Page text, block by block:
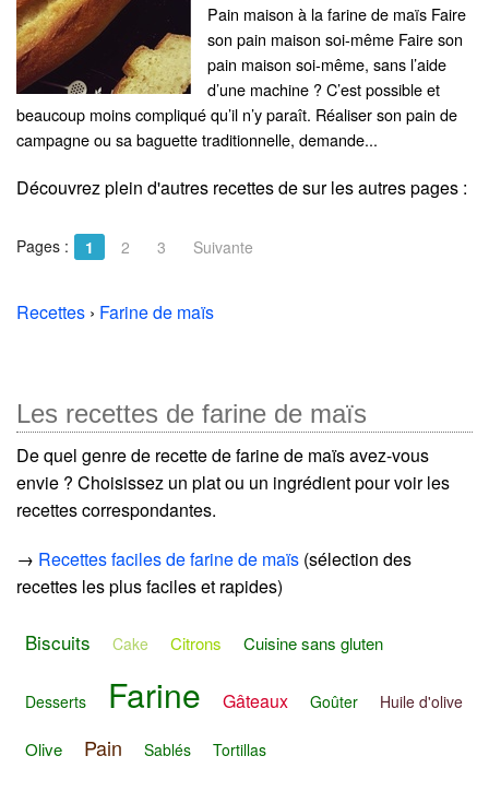
Pain maison à la farine de maïs Faire
son pain maison soi-même Faire son
pain maison soi-même, sans l’aide
d’une machine ? C’est possible et
beaucoup moins compliqué qu’il n’y paraît. Réaliser son pain de
campagne ou sa baguette traditionnelle, demande...
Découvrez plein d'autres recettes desur les autres pages :
Pages : 1 2 3 Suivante
Recettes › Farine de maïs
Les recettes de farine de maïs
De quel genre de recette de farine de maïs avez-vous
envie ? Choisissez un plat ou un ingrédient pour voir les
recettes correspondantes.
→ Recettes faciles de farine de maïs (sélection des
recettes les plus faciles et rapides)
Biscuits Cake Citrons Cuisine sans gluten
Desserts Farine Gâteaux Goûter Huile d'olive
Olive Pain Sablés Tortillas